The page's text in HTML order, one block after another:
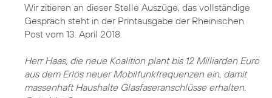
Wir zitieren an dieser Stelle Auszüge, das vollständige
Gespräch steht in der Printausgabe der Rheinischen
Post vom 13. April 2018.
Herr Haas, die neue Koalition plant bis 12 Milliarden Euro
aus dem Erlös neuer Mobilfunkfrequenzen ein, damit
massenhaft Haushalte Glasfaseranschlüsse erhalten.